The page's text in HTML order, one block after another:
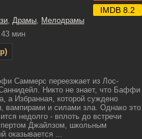
Драмы Мелодрамы
43 мин
IMDB 8.2
Саммерс переезжает из Лос-
Никто не знает, что Баффи
а Избранная, которой суждено
вампирами и силами зла. Однако это
недолго - вплоть до встречи
Джайлзом, школьным
оказывается ...